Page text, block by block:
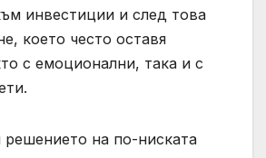
инвестиции и след това
което често оставя
с емоционални, така и с
решението на по-ниската